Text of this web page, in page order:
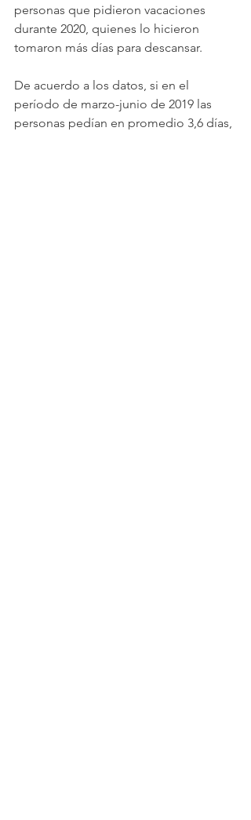
personas que pidieron vacaciones
durante 2020, quienes lo hicieron
tomaron más días para descansar.
De acuerdo a los datos, si en el
período de marzo-junio de 2019 las
personas pedían en promedio 3,6 días,